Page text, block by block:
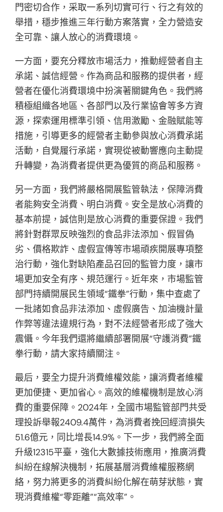
門密切合作，采取一系列切實可行、行之有效的
舉措，穩步推進三年行動方案落實，全力營造安
全可靠、讓人放心的消費環境。
一方面，要充分釋放市場活力，推動經營者自主
承諾、誠信經營。作為商品和服務的提供者，經
營者在優化消費環境中扮演著關鍵角色。我們將
積極組織各地區、各部門以及行業協會等多方資
源，探索運用標準引領、信用激勵、金融賦能等
措施，引導更多的經營者主動參與放心消費承諾
活動，自覺履行承諾，實現從被動響應向主動提
升轉變，為消費者提供更為優質的商品和服務。
另一方面，我們將嚴格開展監管執法，保障消費
者能夠安全消費、明白消費。安全是放心消費的
基本前提，誠信則是放心消費的重要保證。我們
將針對群眾反映強烈的食品非法添加、假冒偽
劣、價格欺詐、虛假宣傳等市場頑疾開展專項整
治行動，強化對缺陷產品召回的監管力度，讓市
場更加安全有序、規范運行。近年來，市場監管
部門持續開展民生領域“鐵拳”行動，集中查處了
一批諸如食品非法添加、虛假廣告、加油機計量
作弊等違法違規行為，對不法經營者形成了強大
震懾。今年我們還將繼續部署開展“守護消費”鐵
拳行動，請大家持續關注。
最后，要全力提升消費維權效能，讓消費者維權
更加便捷、更加省心。高效的維權機制是放心消
費的重要保障。2024年，全國市場監管部門共受
理投訴舉報2409.4萬件，為消費者挽回經濟損失
51.6億元，同比增長14.9%。下一步，我們將全面
升級12315平臺，強化大數據技術應用，推廣消費
糾紛在線解決機制，拓展基層消費維權服務網
絡，努力將更多的消費糾紛化解在萌芽狀態，實
現消費維權“零距離”“高效率”。